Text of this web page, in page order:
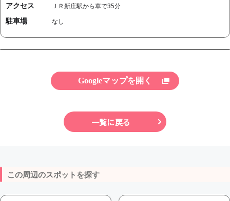
アクセス ＪＲ新庄駅から車で35分
駐車場 なし
Googleマップを開く
一覧に戻る
この周辺のスポットを探す